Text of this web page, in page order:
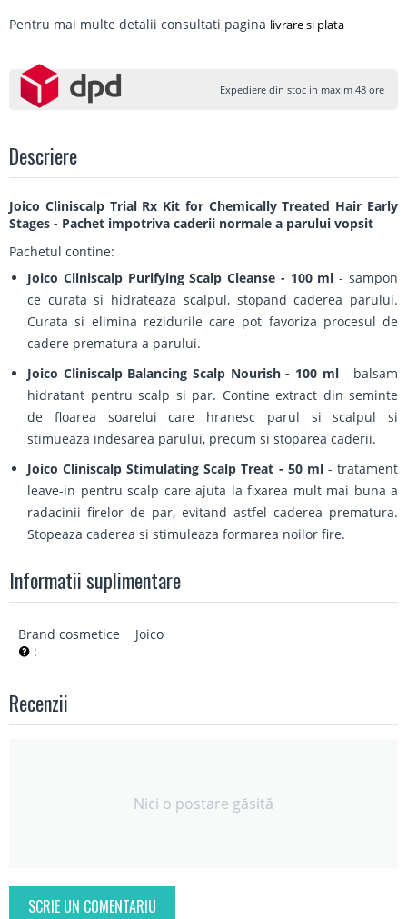
Pentru mai multe detalii consultati pagina livrare si plata
Expediere din stoc in maxim 48 ore
Descriere
Joico Cliniscalp Trial Rx Kit for Chemically Treated Hair Early
Stages - Pachet impotriva caderii normale a parului vopsit
Pachetul contine:
Joico Cliniscalp Purifying Scalp Cleanse - 100 ml - sampon
ce curata si hidrateaza scalpul, stopand caderea parului.
Curata si elimina rezidurile care pot favoriza procesul de
cadere prematura a parului.
Joico Cliniscalp Balancing Scalp Nourish - 100 ml- balsam
hidratant pentru scalp si par. Contine extract din seminte
de floarea soarelui care hranesc parul si scalpul si
stimueaza indesarea parului, precum si stoparea caderii.
Joico Cliniscalp Stimulating Scalp Treat - 50 ml- tratament
leave-in pentru scalp care ajuta la fixarea mult mai buna a
radacinii firelor de par, evitand astfel caderea prematura.
Stopeaza caderea si stimuleaza formarea noilor fire.
Informatii suplimentare
Brand cosmetice
:
Joico
Recenzii
Nici o postare găsită
SCRIE UN COMENTARIU